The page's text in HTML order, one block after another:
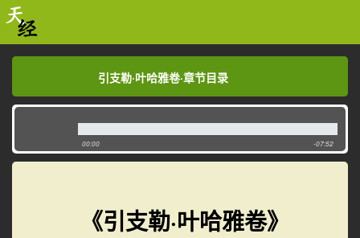
引支勒·叶哈雅卷·章节目录
引支勒·叶哈雅卷·章节目录
00:00 -07:52
《引支勒·叶哈雅卷》